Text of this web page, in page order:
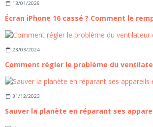
13/01/2026
23/03/2024
31/12/2023